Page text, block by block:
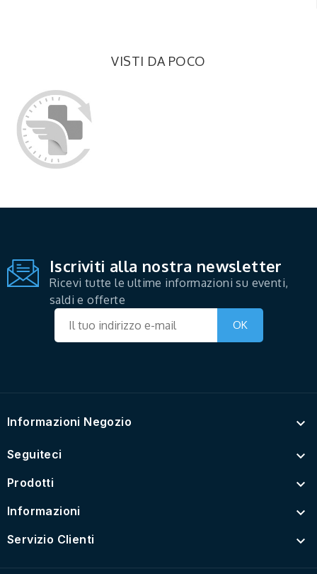
VISTI DA POCO
Iscriviti alla nostra newsletter
Ricevi tutte le ultime informazioni su eventi,
saldi e offerte
Informazioni Negozio 
Seguiteci 
Prodotti 
Informazioni 
Servizio Clienti 